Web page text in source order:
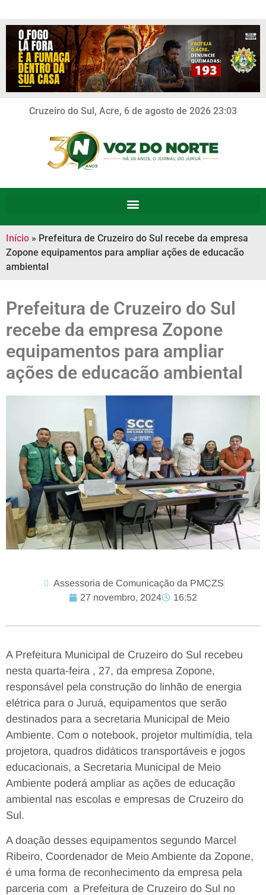
Cruzeiro do Sul, Acre, 6 de agosto de 2026 23:03
Início » Prefeitura de Cruzeiro do Sul recebe da empresa
Zopone equipamentos para ampliar ações de educacão
ambiental
Prefeitura de Cruzeiro do Sul
recebe da empresa Zopone
equipamentos para ampliar
ações de educacão ambiental
Assessoria de Comunicação da PMCZS
27 novembro, 2024
16:52
A Prefeitura Municipal de Cruzeiro do Sul recebeu
nesta quarta-feira , 27, da empresa Zopone,
responsável pela construção do linhão de energia
elétrica para o Juruá, equipamentos que serão
destinados para a secretaria Municipal de Meio
Ambiente. Com o notebook, projetor multimídia, tela
projetora, quadros didáticos transportáveis e jogos
educacionais, a Secretaria Municipal de Meio
Ambiente poderá ampliar as ações de educação
ambiental nas escolas e empresas de Cruzeiro do
Sul.
A doação desses equipamentos segundo Marcel
Ribeiro, Coordenador de Meio Ambiente da Zopone,
é uma forma de reconhecimento da empresa pela
parceria com a Prefeitura de Cruzeiro do Sul no